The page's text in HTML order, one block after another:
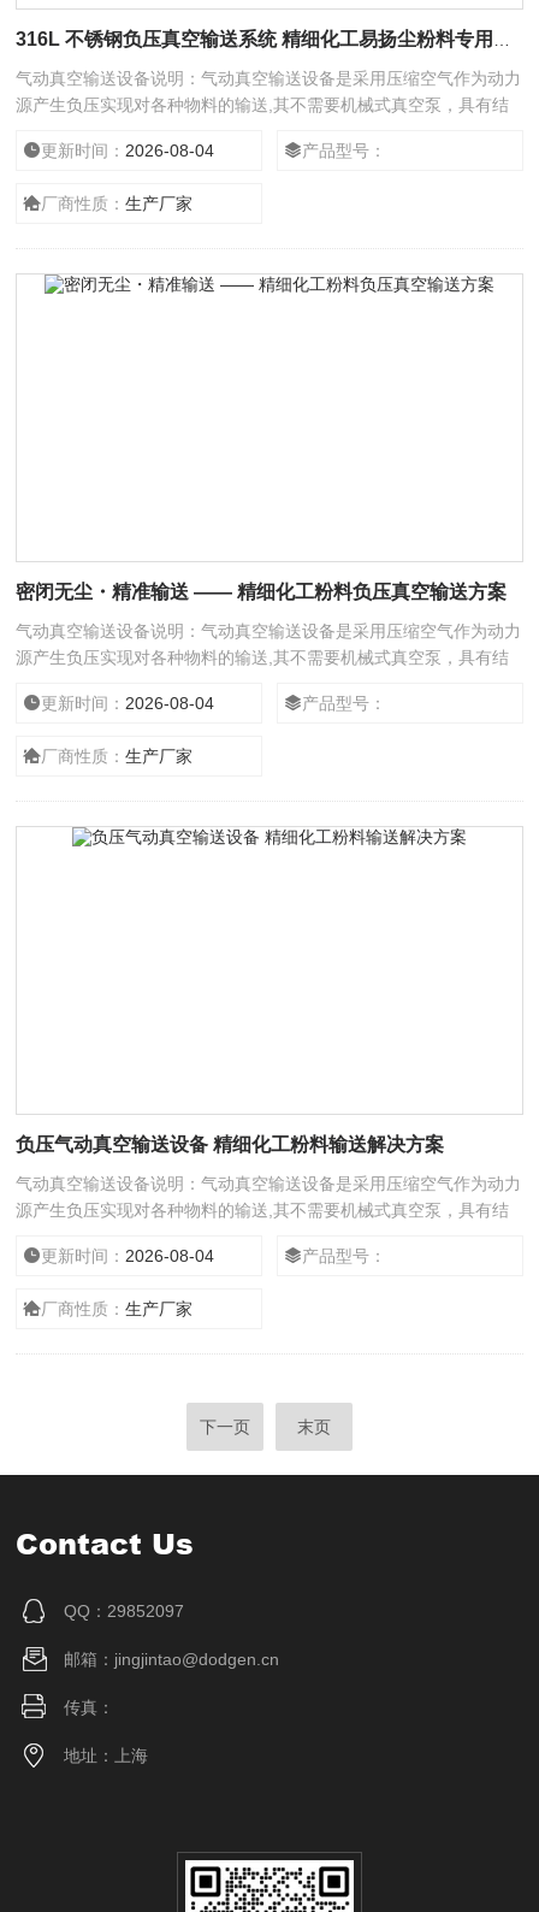
气动真空输送设备说明：气动真空输送设备是采用压缩空气作为动力
源产生负压实现对各种物料的输送,其不需要机械式真空泵，具有结
GMP要求等优点。真空发生器产生的高真空，使被输送的物料杜绝
充机、干法制粒机、包装机、粉碎机、振动筛及反应釜等设备自动上
更新时间： 2026-08-04 产品型号：
厂商性质：生产厂家
密闭无尘・精准输送 —— 精细化工粉料负压真空输送方案
气动真空输送设备说明：气动真空输送设备是采用压缩空气作为动力
源产生负压实现对各种物料的输送,其不需要机械式真空泵，具有结
GMP要求等优点。真空发生器产生的高真空，使被输送的物料杜绝
充机、干法制粒机、包装机、粉碎机、振动筛及反应釜等设备自动上
更新时间： 2026-08-04 产品型号：
厂商性质：生产厂家
负压气动真空输送设备 精细化工粉料输送解决方案
气动真空输送设备说明：气动真空输送设备是采用压缩空气作为动力
源产生负压实现对各种物料的输送,其不需要机械式真空泵，具有结
GMP要求等优点。真空发生器产生的高真空，使被输送的物料杜绝
充机、干法制粒机、包装机、粉碎机、振动筛及反应釜等设备自动上
更新时间： 2026-08-04 产品型号：
厂商性质：生产厂家
下一页 末页
Contact Us
QQ：29852097
邮箱：jingjintao@dodgen.cn
传真：
地址：上海